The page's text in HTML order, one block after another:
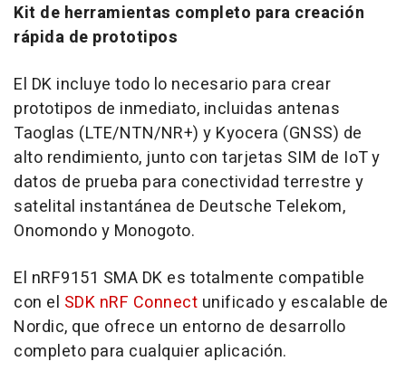
Kit de herramientas completo para creación
rápida de prototipos
El DK incluye todo lo necesario para crear
prototipos de inmediato, incluidas antenas
Taoglas (LTE/NTN/NR+) y Kyocera (GNSS) de
alto rendimiento, junto con tarjetas SIM de IoT y
datos de prueba para conectividad terrestre y
satelital instantánea de Deutsche Telekom,
Onomondo y Monogoto.
El nRF9151 SMA DK es totalmente compatible
con el SDK nRF Connect unificado y escalable de
Nordic, que ofrece un entorno de desarrollo
completo para cualquier aplicación.